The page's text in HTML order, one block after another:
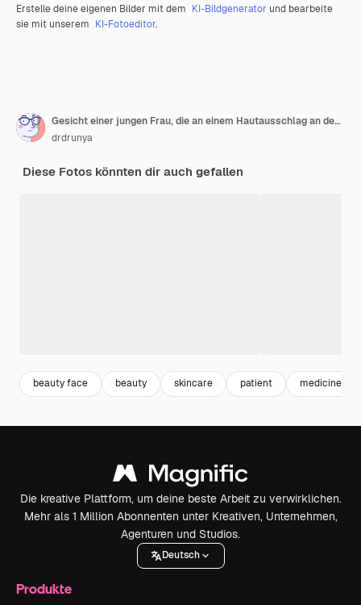
Erstelle deine eigenen Bilder mit dem KI-Bildgenerator und bearbeite
sie mit unserem KI-Fotoeditor.
Gesicht einer jungen Frau, die an einem Hautausschlag an den Lippen leidet, Verschlimmerung des Herpes
drdrunya
Diese Fotos könnten dir auch gefallen
beauty face beauty skincare patient medicine
Die kreative Plattform, um deine beste Arbeit zu verwirklichen.
Mehr als 1 Million Abonnenten unter Kreativen, Unternehmen,
Agenturen und Studios.
Deutsch
Produkte